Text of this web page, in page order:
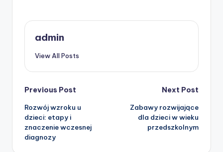
admin
View All Posts
Post
navigation
Previous Post
Rozwój wzroku u
dzieci: etapy i
znaczenie wczesnej
diagnozy
Next Post
Zabawy rozwijające
dla dzieci w wieku
przedszkolnym